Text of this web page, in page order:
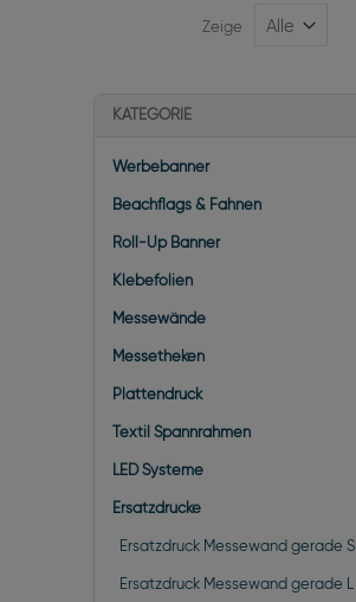
Zeige
KATEGORIE
Werbebanner
Beachflags & Fahnen
Roll-Up Banner
Klebefolien
Messewände
Messetheken
Plattendruck
Textil Spannrahmen
LED Systeme
Ersatzdrucke
Ersatzdruck Messewand gerade S
Ersatzdruck Messewand gerade L